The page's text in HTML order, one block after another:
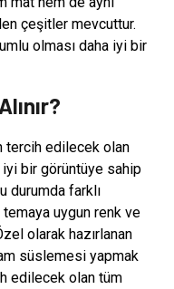
çeşitler mevcuttur.
olması daha iyi bir
tercih edilecek olan
bir görüntüye sahip
durumda farklı
uygun renk ve
olarak hazırlanan
süslemesi yapmak
edilecek olan tüm